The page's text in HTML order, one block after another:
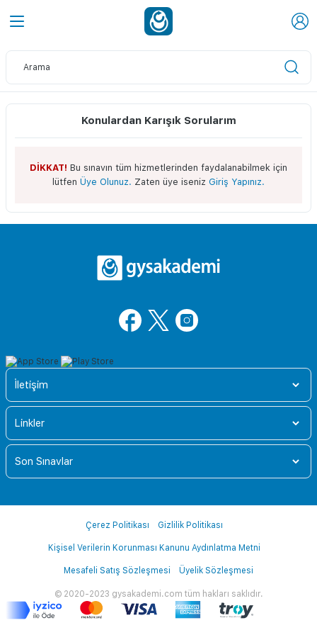
Konulardan Karışık Sorularım
DİKKAT! Bu sınavın tüm hizmetlerinden faydalanabilmek için
lütfen Üye Olunuz. Zaten üye iseniz Giriş Yapınız.
İletişim
Linkler
Son Sınavlar
© 2020-2023 gysakademi.com tüm hakları saklıdır.
Çerez Politikası Gizlilik Politikası
Kişisel Verilerin Korunması Kanunu Aydınlatma Metni
Mesafeli Satış Sözleşmesi Üyelik Sözleşmesi